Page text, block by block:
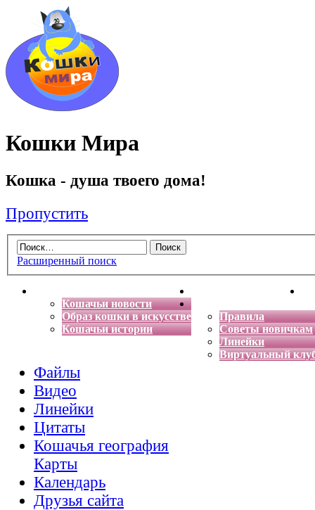
Кошки Мира
Кошка - душа твоего дома!
Пропустить
Расширенный поиск
Кошачьи новости
Образ кошки в искусстве
Кошачьи истории
Энциклопедия кошек
Правила
Советы новичкам
Линейки
Виртуальный
Файлы
Видео
Линейки
Цитаты
Кошачья география
Карты
Календарь
Друзья сайта